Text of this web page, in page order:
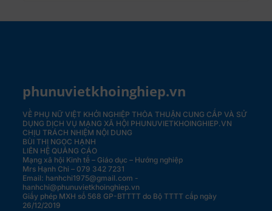
phunuvietkhoinghiep.vn
VỀ PHỤ NỮ VIỆT KHỞI NGHIỆPTHỎA THUẬN CUNG CẤP VÀ SỬ
DỤNG DỊCH VỤ MẠNG XÃ HỘI PHUNUVIETKHOINGHIEP.VN
CHỊU TRÁCH NHIỆM NỘI DUNG
BÙI THỊ NGỌC HẠNH
LIÊN HỆ QUẢNG CÁO
Mạng xã hội Kinh tế – Giáo dục – Hướng nghiệp
Mrs Hạnh Chi – 079 342 7231
Email: hanhchi1975@gmail.com -
hanhchi@phunuvietkhoinghiep.vn
Giấy phép MXH số 568 GP-BTTTT do Bộ TTTT cấp ngày
26/12/2019